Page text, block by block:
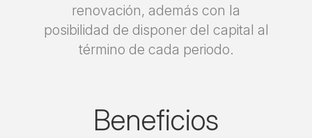
renovación, además con la
posibilidad de disponer del capital al
término de cada periodo.
Beneficios